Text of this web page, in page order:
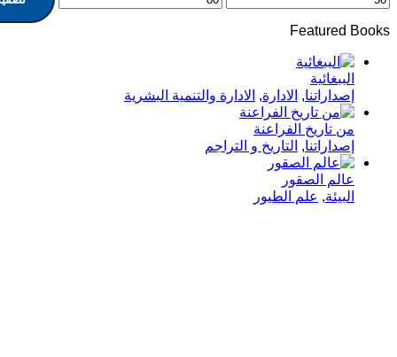
Featured Books
الببغائية
إصداراتنا, الادارة, الادارة والتنمية البشرية
من تاريخ الفراعنة
إصداراتنا, التاريخ و التراجم
عالم الصقور
البيئة, علم الطيور